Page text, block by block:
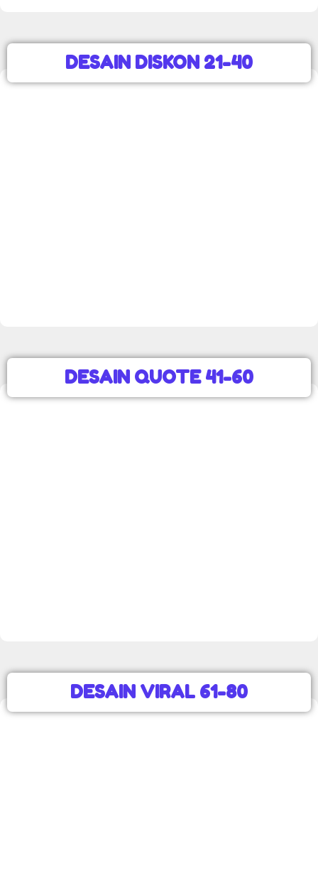
DESAIN DISKON 21-40
DESAIN QUOTE 41-60
DESAIN VIRAL 61-80